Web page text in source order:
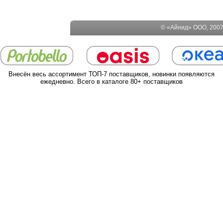
© «Айнид» ООО,
Внесён весь ассортимент ТОП-7 поставщиков, новинки появляются
ежедневно. Всего в каталоге 80+ поставщиков